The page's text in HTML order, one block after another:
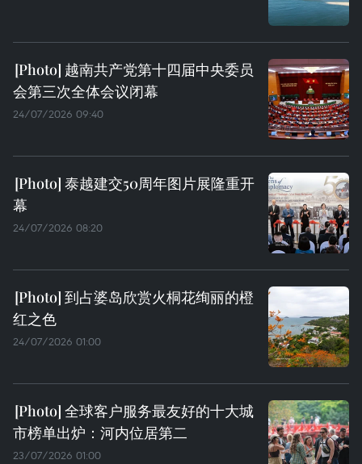
越南共产党第十四届中央委员
会第三次全体会议闭幕
24/07/2026 09:40
泰越建交50周年图片展隆重开
幕
24/07/2026 08:20
到占婆岛欣赏火桐花绚丽的橙
红之色
24/07/2026 01:00
全球客户服务最友好的十大城
市榜单出炉：河内位居第二
23/07/2026 01:00